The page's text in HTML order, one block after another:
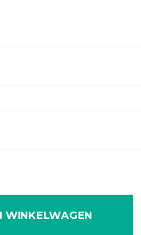
WINKELWAGEN